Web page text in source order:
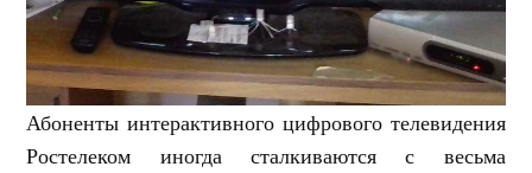
Абоненты интерактивного цифрового телевидения
Ростелеком иногда сталкиваются с весьма